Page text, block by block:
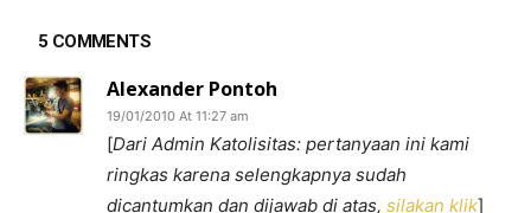
5 COMMENTS
Alexander Pontoh
19/01/2010 At 11:27 am
[Dari Admin Katolisitas: pertanyaan ini kami
ringkas karena selengkapnya sudah
dicantumkan dan dijawab di atas, silakan klik]